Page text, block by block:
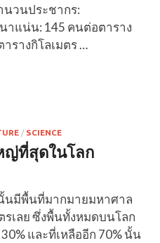
นวนประชากร:
าแน่น: 145 คนต่อตาราง
รางกิโลเมตร …
/ SCIENCE
ญ่ที่สุดในโลก
นมีพื้นที่มากมายมหาศาล
รเลย ซึ่งพื้นทั้งหมดบนโลก
และที่เหลืออีก 70% นั้น